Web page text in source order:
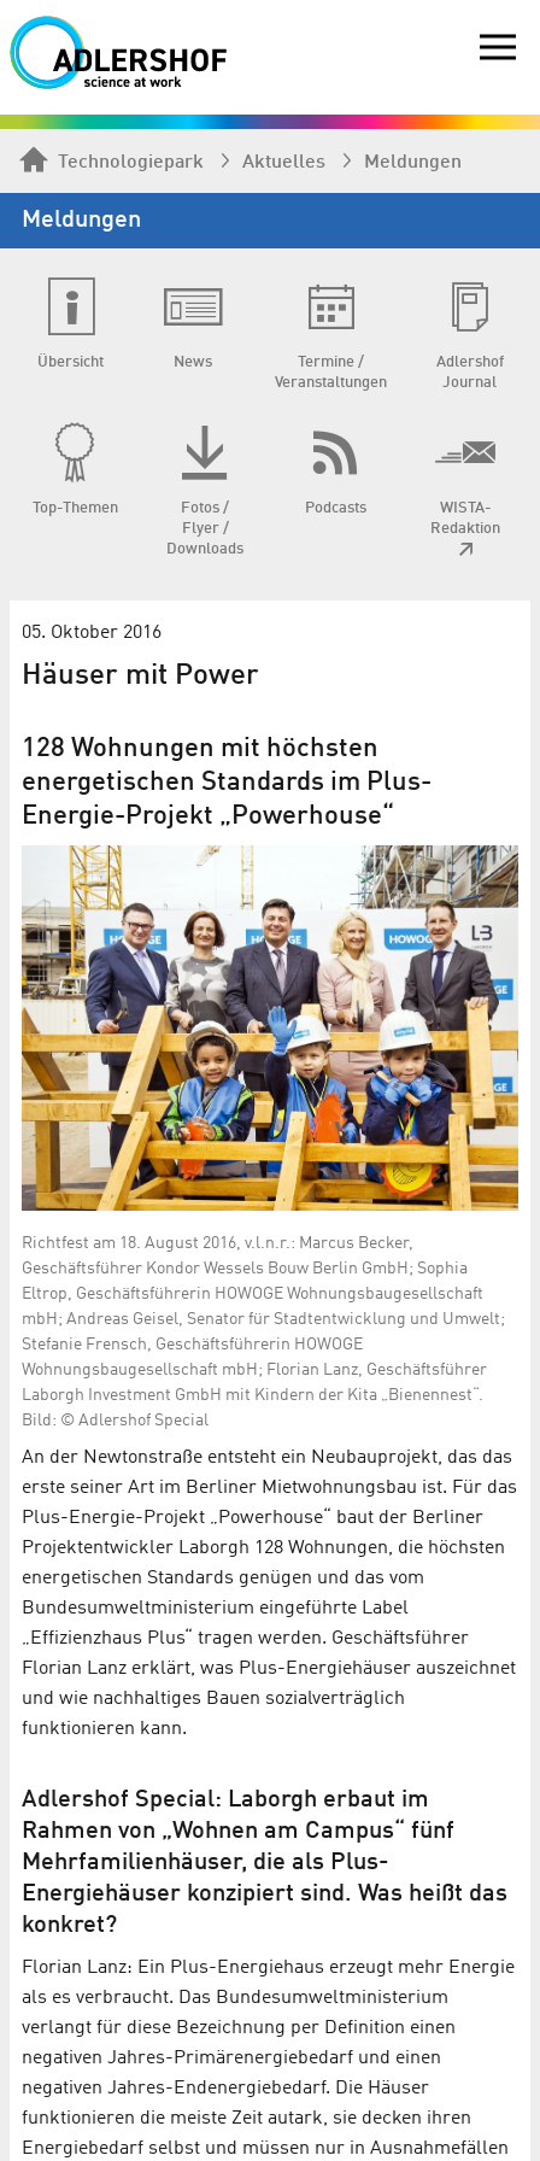
Technologiepark Aktuelles Meldungen
Meldungen
Übersicht News
Termine /
Veranstaltungen
Adlershof
Journal
Top-Themen
Fotos /
Flyer /
Downloads
Podcasts
WISTA-
Redaktion
05. Oktober 2016
Häuser mit Power
128 Wohnungen mit höchsten
energetischen Standards im Plus-
Energie-Projekt „Powerhouse“
Richtfest am 18. August 2016, v.l.n.r.: Marcus Becker,
Geschäftsführer Kondor Wessels Bouw Berlin GmbH; Sophia
Eltrop, Geschäftsführerin HOWOGE Wohnungsbaugesellschaft
mbH; Andreas Geisel, Senator für Stadtentwicklung und Umwelt;
Stefanie Frensch, Geschäftsführerin HOWOGE
Wohnungsbaugesellschaft mbH; Florian Lanz, Geschäftsführer
Laborgh Investment GmbH mit Kindern der Kita „Bienennest“.
Bild: © Adlershof Special
An der Newtonstraße entsteht ein Neubauprojekt, das das
erste seiner Art im Berliner Mietwohnungsbau ist. Für das
Plus-Energie-Projekt „Powerhouse“ baut der Berliner
Projektentwickler Laborgh 128 Wohnungen, die höchsten
energetischen Standards genügen und das vom
Bundesumweltministerium eingeführte Label
„Effizienzhaus Plus“ tragen werden. Geschäftsführer
Florian Lanz erklärt, was Plus-Energiehäuser auszeichnet
und wie nachhaltiges Bauen sozialverträglich
funktionieren kann.
Adlershof Special: Laborgh erbaut im
Rahmen von „Wohnen am Campus“ fünf
Mehrfamilienhäuser, die als Plus-
Energiehäuser konzipiert sind. Was heißt das
konkret?
Florian Lanz: Ein Plus-Energiehaus erzeugt mehr Energie
als es verbraucht. Das Bundesumweltministerium
verlangt für diese Bezeichnung per Definition einen
negativen Jahres-Primärenergiebedarf und einen
negativen Jahres-Endenergiebedarf. Die Häuser
funktionieren die meiste Zeit autark, sie decken ihren
Energiebedarf selbst und müssen nur in Ausnahmefällen